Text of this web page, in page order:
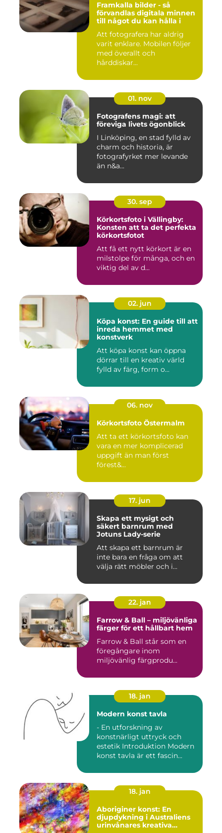
Framkalla bilder - så
förvandlas digitala minnen
till något du kan hålla i
Att fotografera har aldrig
varit enklare. Mobilen följer
med överallt och
hårddiskar...
01. nov
Fotografens magi: att
föreviga livets ögonblick
I Linköping, en stad fylld av
charm och historia, är
fotografyrket mer levande
än n&a...
30. sep
Körkortsfoto i Vällingby:
Konsten att ta det perfekta
körkortsfotot
Att få ett nytt körkort är en
milstolpe för många, och en
viktig del av d...
02. jun
Köpa konst: En guide till att
inreda hemmet med
konstverk
Att köpa konst kan öppna
dörrar till en kreativ värld
fylld av färg, form o...
06. nov
Körkortsfoto Östermalm
Att ta ett körkortsfoto kan
vara en mer komplicerad
uppgift än man först
förest&...
17. jun
Skapa ett mysigt och
säkert barnrum med
Jotuns Lady-serie
Att skapa ett barnrum är
inte bara en fråga om att
välja rätt möbler och i...
22. jan
Farrow & Ball – miljövänliga
färger för ett hållbart hem
Farrow & Ball står som en
föregångare inom
miljövänlig färgprodu...
18. jan
Modern konst tavla
- En utforskning av
konstnärligt uttryck och
estetik Introduktion Modern
konst tavla är ett fascin...
18. jan
Aboriginer konst: En
djupdykning i Australiens
urinvånares kreativa